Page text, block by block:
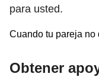
para usted.
Cuando tu pareja no
Obtener